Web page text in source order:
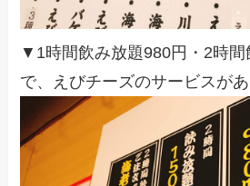
▼1時間飲み放題980円・2時間
で、えびチーズのサービスがあ